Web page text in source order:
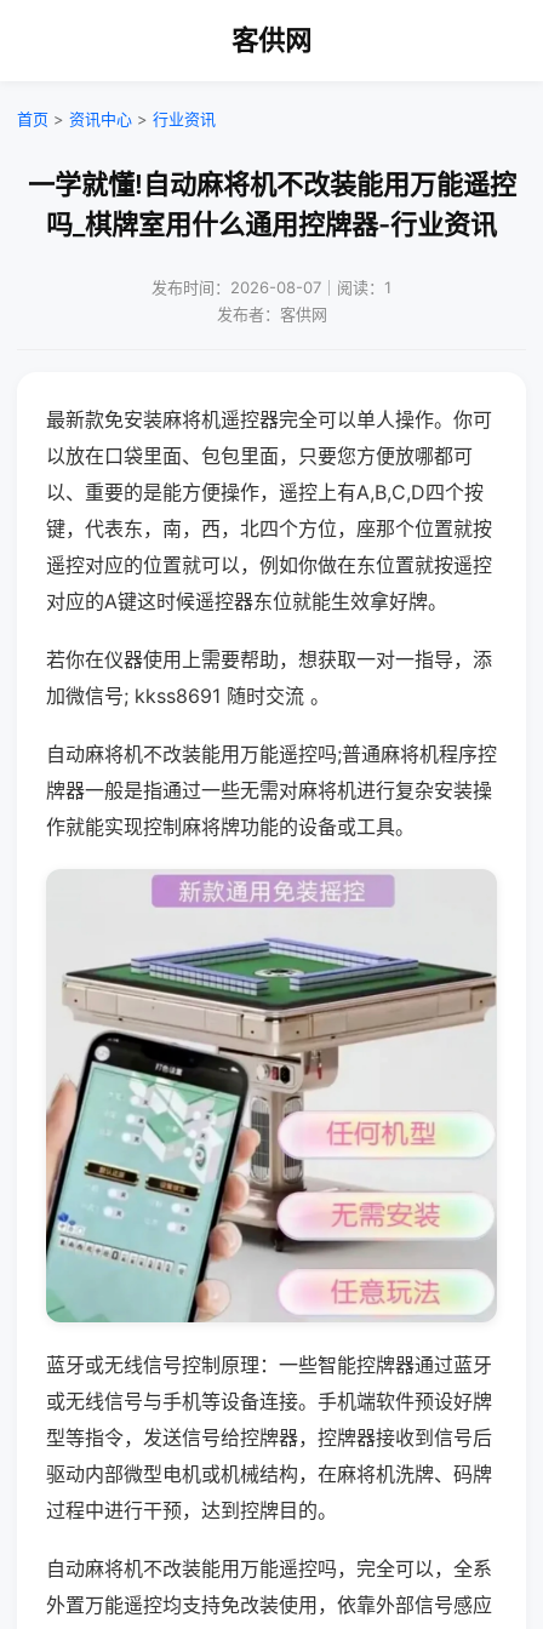
客供网
首页 > 资讯中心 > 行业资讯
一学就懂!自动麻将机不改装能用万能遥控
吗_棋牌室用什么通用控牌器-行业资讯
发布时间：2026-08-07｜阅读：1
发布者：客供网
最新款免安装麻将机遥控器完全可以单人操作。你可
以放在口袋里面、包包里面，只要您方便放哪都可
以、重要的是能方便操作，遥控上有A,B,C,D四个按
键，代表东，南，西，北四个方位，座那个位置就按
遥控对应的位置就可以，例如你做在东位置就按遥控
对应的A键这时候遥控器东位就能生效拿好牌。
若你在仪器使用上需要帮助，想获取一对一指导，添
加微信号; kkss8691 随时交流 。
自动麻将机不改装能用万能遥控吗;普通麻将机程序控
牌器一般是指通过一些无需对麻将机进行复杂安装操
作就能实现控制麻将牌功能的设备或工具。
蓝牙或无线信号控制原理：一些智能控牌器通过蓝牙
或无线信号与手机等设备连接。手机端软件预设好牌
型等指令，发送信号给控牌器，控牌器接收到信号后
驱动内部微型电机或机械结构，在麻将机洗牌、码牌
过程中进行干预，达到控牌目的。
自动麻将机不改装能用万能遥控吗，完全可以，全系
外置万能遥控均支持免改装使用，依靠外部信号感应